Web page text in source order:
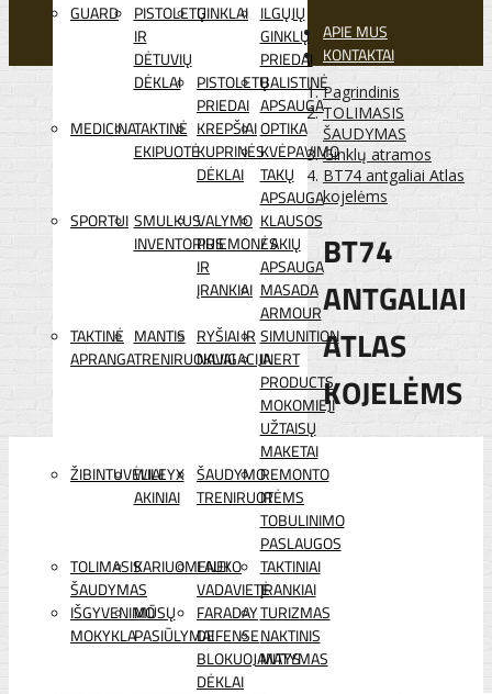
GUARD
PISTOLETŲ
IR
DĖTUVIŲ
DĖKLAI
GINKLAI ILGŲJŲ
GINKLŲ
PRIEDAI
PISTOLETŲ
PRIEDAI
BALISTINĖ
APSAUGA
MEDICINATAKTINĖ
EKIPUOTĖ
KREPŠIAI
KUPRINĖS
DĖKLAI
OPTIKA
KVĖPAVIMO
TAKŲ
APSAUGA
SPORTUI SMULKUS
INVENTORIUS
VALYMO
PRIEMONĖS
IR
ĮRANKIAI
KLAUSOS
/ AKIŲ
APSAUGA
MASADA
ARMOUR
TAKTINĖ
APRANGA
MANTIS
TRENIRUOKLIAI
RYŠIAI IR
NAVIGACIJA
SIMUNITION
INERT
PRODUCTS
MOKOMIEJI
UŽTAISŲ
MAKETAI
ŽIBINTUVĖLIAI
WILEYX
AKINIAI
ŠAUDYMO
TRENIRUOTĖMS
REMONTO
IR
TOBULINIMO
PASLAUGOS
TOLIMASIS
ŠAUDYMAS
KARIUOMENEI
LAUKO
VADAVIETĖ
TAKTINIAI
ĮRANKIAI
IŠGYVENIMO
MOKYKLA
MŪSŲ
PASIŪLYMAI
FARADAY
DEFENSE
BLOKUOJANTYS
DĖKLAI
TURIZMAS
NAKTINIS
MATYMAS
APIE MUS
KONTAKTAI
Pagrindinis
TOLIMASIS
ŠAUDYMAS
Ginklų atramos
BT74 antgaliai Atlas
kojelėms
BT74
ANTGALIAI
ATLAS
KOJELĖMS